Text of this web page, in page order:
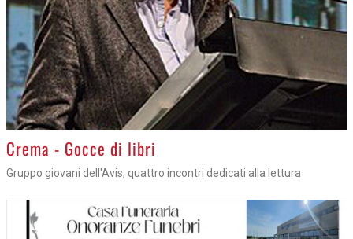
Crema - Gocce di libri
Gruppo giovani dell'Avis, quattro incontri dedicati alla lettura